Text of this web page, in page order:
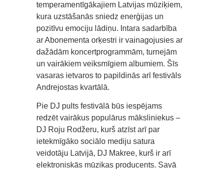
temperamentīgākajiem Latvijas mūziķiem,
kura uzstāšanās sniedz enerģijas un
pozitīvu emociju lādiņu. Intara sadarbība
ar Abonementa orķestri ir vainagojusies ar
dažādām koncertprogrammām, turnejām
un vairākiem veiksmīgiem albumiem. Šīs
vasaras ietvaros to papildinās arī festivāls
Andrejostas kvartālā.
Pie DJ pults festivālā būs iespējams
redzēt vairākus populārus māksliniekus –
DJ Roju Rodžeru, kurš atzīst arī par
ietekmīgāko sociālo mediju satura
veidotāju Latvijā, DJ Makree, kurš ir arī
elektroniskās mūzikas producents. Savā